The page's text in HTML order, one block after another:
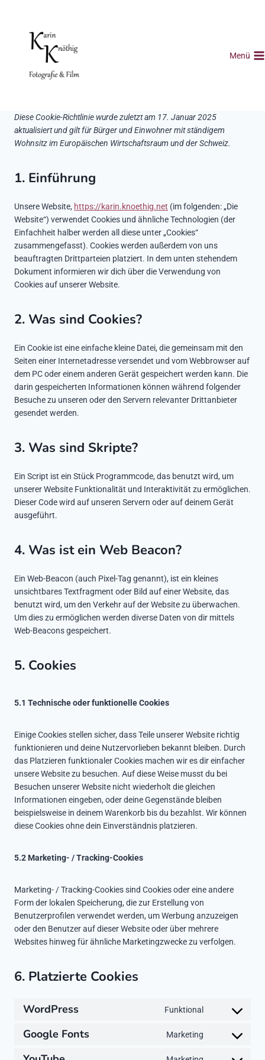
springen
Menü
Diese Cookie-Richtlinie wurde zuletzt am 17. Januar 2025
aktualisiert und gilt für Bürger und Einwohner mit ständigem
Wohnsitz im Europäischen Wirtschaftsraum und der Schweiz.
1. Einführung
Unsere Website, https://karin.knoethig.net (im folgenden: „Die
Website“) verwendet Cookies und ähnliche Technologien (der
Einfachheit halber werden all diese unter „Cookies“
zusammengefasst). Cookies werden außerdem von uns
beauftragten Drittparteien platziert. In dem unten stehendem
Dokument informieren wir dich über die Verwendung von
Cookies auf unserer Website.
2. Was sind Cookies?
Ein Cookie ist eine einfache kleine Datei, die gemeinsam mit den
Seiten einer Internetadresse versendet und vom Webbrowser auf
dem PC oder einem anderen Gerät gespeichert werden kann. Die
darin gespeicherten Informationen können während folgender
Besuche zu unseren oder den Servern relevanter Drittanbieter
gesendet werden.
3. Was sind Skripte?
Ein Script ist ein Stück Programmcode, das benutzt wird, um
unserer Website Funktionalität und Interaktivität zu ermöglichen.
Dieser Code wird auf unseren Servern oder auf deinem Gerät
ausgeführt.
4. Was ist ein Web Beacon?
Ein Web-Beacon (auch Pixel-Tag genannt), ist ein kleines
unsichtbares Textfragment oder Bild auf einer Website, das
benutzt wird, um den Verkehr auf der Website zu überwachen.
Um dies zu ermöglichen werden diverse Daten von dir mittels
Web-Beacons gespeichert.
5. Cookies
5.1 Technische oder funktionelle Cookies
Einige Cookies stellen sicher, dass Teile unserer Website richtig
funktionieren und deine Nutzervorlieben bekannt bleiben. Durch
das Platzieren funktionaler Cookies machen wir es dir einfacher
unsere Website zu besuchen. Auf diese Weise musst du bei
Besuchen unserer Website nicht wiederholt die gleichen
Informationen eingeben, oder deine Gegenstände bleiben
beispielsweise in deinem Warenkorb bis du bezahlst. Wir können
diese Cookies ohne dein Einverständnis platzieren.
5.2 Marketing- / Tracking-Cookies
Marketing- / Tracking-Cookies sind Cookies oder eine andere
Form der lokalen Speicherung, die zur Erstellung von
Benutzerprofilen verwendet werden, um Werbung anzuzeigen
oder den Benutzer auf dieser Website oder über mehrere
Websites hinweg für ähnliche Marketingzwecke zu verfolgen.
6. Platzierte Cookies
WordPress Funktional
Google Fonts Marketing